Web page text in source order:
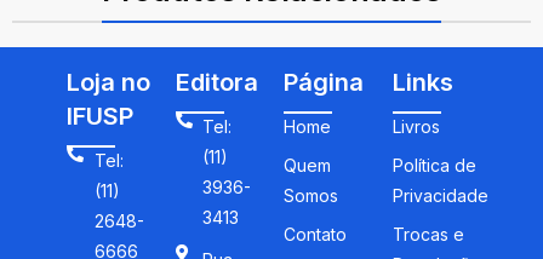
Loja no
IFUSP
Tel:
(11)
2648-
6666
Editora
Tel:
(11)
3936-
3413
Página
Home
Quem
Somos
Contato
Links
Livros
Política de
Privacidade
Trocas e